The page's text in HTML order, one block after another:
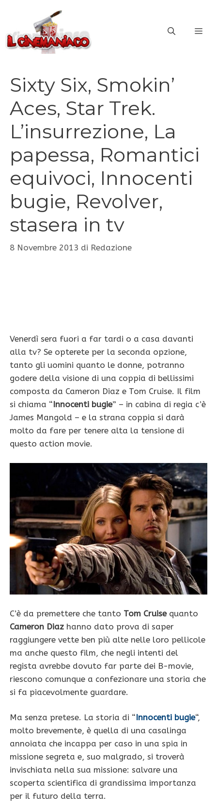
contenuto
Sixty Six, Smokin’
Aces, Star Trek.
L’insurrezione, La
papessa, Romantici
equivoci, Innocenti
bugie, Revolver,
stasera in tv
8 Novembre 2013 di Redazione
Venerdì sera fuori a far tardi o a casa davanti
alla tv? Se opterete per la seconda opzione,
tanto gli uomini quanto le donne, potranno
godere della visione di una coppia di bellissimi
composta da Cameron Diaz e Tom Cruise. Il film
si chiama “Innocenti bugie” – in cabina di regia c’è
James Mangold – e la strana coppia si darà
molto da fare per tenere alta la tensione di
questo action movie.
C’è da premettere che tanto Tom Cruisequanto
Cameron Diaz hanno dato prova di saper
raggiungere vette ben più alte nelle loro pellicole
ma anche questo film, che negli intenti del
regista avrebbe dovuto far parte dei B-movie,
riescono comunque a confezionare una storia che
si fa piacevolmente guardare.
Ma senza pretese. La storia di “Innocenti bugie“,
molto brevemente, è quella di una casalinga
annoiata che incappa per caso in una spia in
missione segreta e, suo malgrado, si troverà
invischiata nella sua missione: salvare una
scoperta scientifica di grandissima importanza
per il futuro della terra.